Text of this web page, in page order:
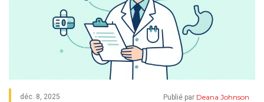
déc. 8, 2025 Publié par Deana Johnson